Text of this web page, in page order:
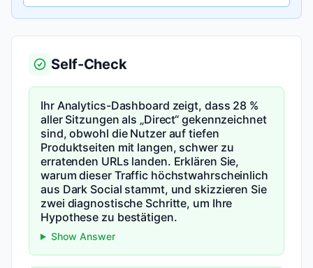
Self-Check
Ihr Analytics-Dashboard zeigt, dass 28 %
aller Sitzungen als „Direct“ gekennzeichnet
sind, obwohl die Nutzer auf tiefen
Produktseiten mit langen, schwer zu
erratenden URLs landen. Erklären Sie,
warum dieser Traffic höchstwahrscheinlich
aus Dark Social stammt, und skizzieren Sie
zwei diagnostische Schritte, um Ihre
Hypothese zu bestätigen.
Show Answer